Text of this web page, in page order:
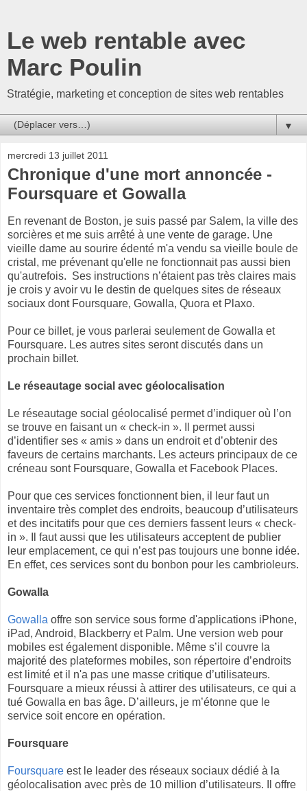
Le web rentable avec
Marc Poulin
Stratégie, marketing et conception de sites web rentables
▼
mercredi 13 juillet 2011
Chronique d'une mort annoncée -
Foursquare et Gowalla
En revenant de Boston, je suis passé par Salem, la ville des
sorcières et me suis arrêté à une vente de garage. Une
vieille dame au sourire édenté m'a vendu sa vieille boule de
cristal, me prévenant qu'elle ne fonctionnait pas aussi bien
qu'autrefois. Ses instructions n’étaient pas très claires mais
je crois y avoir vu le destin de quelques sites de réseaux
sociaux dont Foursquare, Gowalla, Quora et Plaxo.
Pour ce billet, je vous parlerai seulement de Gowalla et
Foursquare. Les autres sites seront discutés dans un
prochain billet.
Le réseautage social avec géolocalisation
Le réseautage social géolocalisé permet d’indiquer où l’on
se trouve en faisant un « check-in ». Il permet aussi
d’identifier ses « amis » dans un endroit et d’obtenir des
faveurs de certains marchants. Les acteurs principaux de ce
créneau sont Foursquare, Gowalla et Facebook Places.
Pour que ces services fonctionnent bien, il leur faut un
inventaire très complet des endroits, beaucoup d’utilisateurs
et des incitatifs pour que ces derniers fassent leurs « check-
in ». Il faut aussi que les utilisateurs acceptent de publier
leur emplacement, ce qui n’est pas toujours une bonne idée.
En effet, ces services sont du bonbon pour les cambrioleurs.
Gowalla
Gowalla offre son service sous forme d'applications iPhone,
iPad, Android, Blackberry et Palm. Une version web pour
mobiles est également disponible. Même s’il couvre la
majorité des plateformes mobiles, son répertoire d’endroits
est limité et il n'a pas une masse critique d’utilisateurs.
Foursquare a mieux réussi à attirer des utilisateurs, ce qui a
tué Gowalla en bas âge. D’ailleurs, je m’étonne que le
service soit encore en opération.
Foursquare
Foursquare est le leader des réseaux sociaux dédié à la
géolocalisation avec près de 10 million d’utilisateurs. Il offre